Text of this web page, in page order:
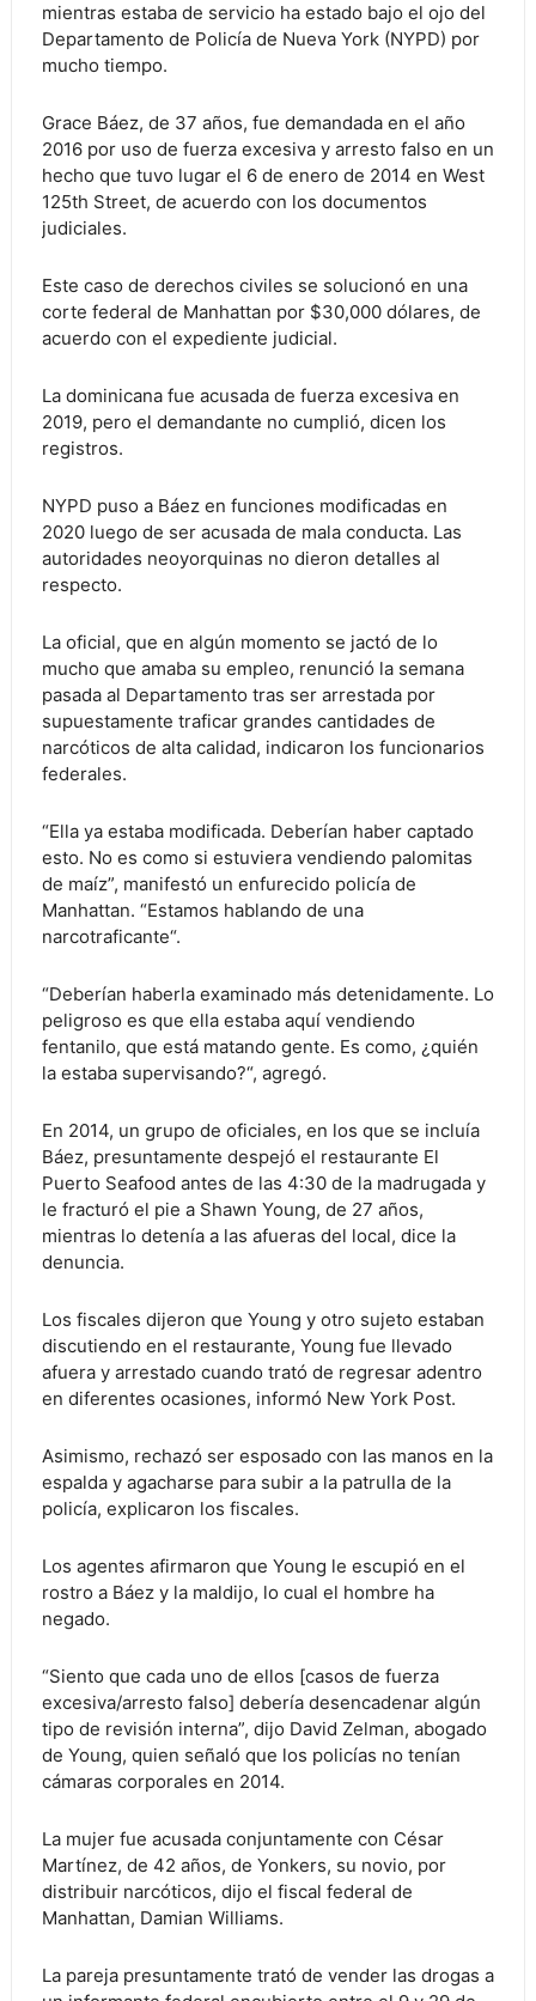
mientras estaba de servicio ha estado bajo el ojo del
Departamento de Policía de Nueva York (NYPD) por
mucho tiempo.
Grace Báez, de 37 años, fue demandada en el año
2016 por uso de fuerza excesiva y arresto falso en un
hecho que tuvo lugar el 6 de enero de 2014 en West
125th Street, de acuerdo con los documentos
judiciales.
Este caso de derechos civiles se solucionó en una
corte federal de Manhattan por $30,000 dólares, de
acuerdo con el expediente judicial.
La dominicana fue acusada de fuerza excesiva en
2019, pero el demandante no cumplió, dicen los
registros.
NYPD puso a Báez en funciones modificadas en
2020 luego de ser acusada de mala conducta. Las
autoridades neoyorquinas no dieron detalles al
respecto.
La oficial, que en algún momento se jactó de lo
mucho que amaba su empleo, renunció la semana
pasada al Departamento tras ser arrestada por
supuestamente traficar grandes cantidades de
narcóticos de alta calidad, indicaron los funcionarios
federales.
“Ella ya estaba modificada. Deberían haber captado
esto. No es como si estuviera vendiendo palomitas
de maíz”, manifestó un enfurecido policía de
Manhattan. “Estamos hablando de una
narcotraficante“.
“Deberían haberla examinado más detenidamente. Lo
peligroso es que ella estaba aquí vendiendo
fentanilo, que está matando gente. Es como, ¿quién
la estaba supervisando?“, agregó.
En 2014, un grupo de oficiales, en los que se incluía
Báez, presuntamente despejó el restaurante El
Puerto Seafood antes de las 4:30 de la madrugada y
le fracturó el pie a Shawn Young, de 27 años,
mientras lo detenía a las afueras del local, dice la
denuncia.
Los fiscales dijeron que Young y otro sujeto estaban
discutiendo en el restaurante, Young fue llevado
afuera y arrestado cuando trató de regresar adentro
en diferentes ocasiones, informó New York Post.
Asimismo, rechazó ser esposado con las manos en la
espalda y agacharse para subir a la patrulla de la
policía, explicaron los fiscales.
Los agentes afirmaron que Young le escupió en el
rostro a Báez y la maldijo, lo cual el hombre ha
negado.
“Siento que cada uno de ellos [casos de fuerza
excesiva/arresto falso] debería desencadenar algún
tipo de revisión interna”, dijo David Zelman, abogado
de Young, quien señaló que los policías no tenían
cámaras corporales en 2014.
La mujer fue acusada conjuntamente con César
Martínez, de 42 años, de Yonkers, su novio, por
distribuir narcóticos, dijo el fiscal federal de
Manhattan, Damian Williams.
La pareja presuntamente trató de vender las drogas a